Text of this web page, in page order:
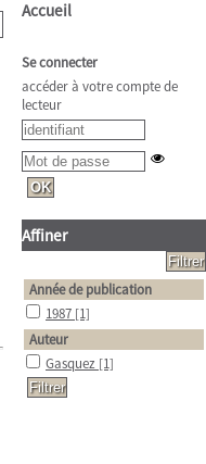
Accueil
Se connecter
accéder à votre compte de
lecteur
Affiner
Année de publication
1987 [1]
Auteur
Gasquez [1]